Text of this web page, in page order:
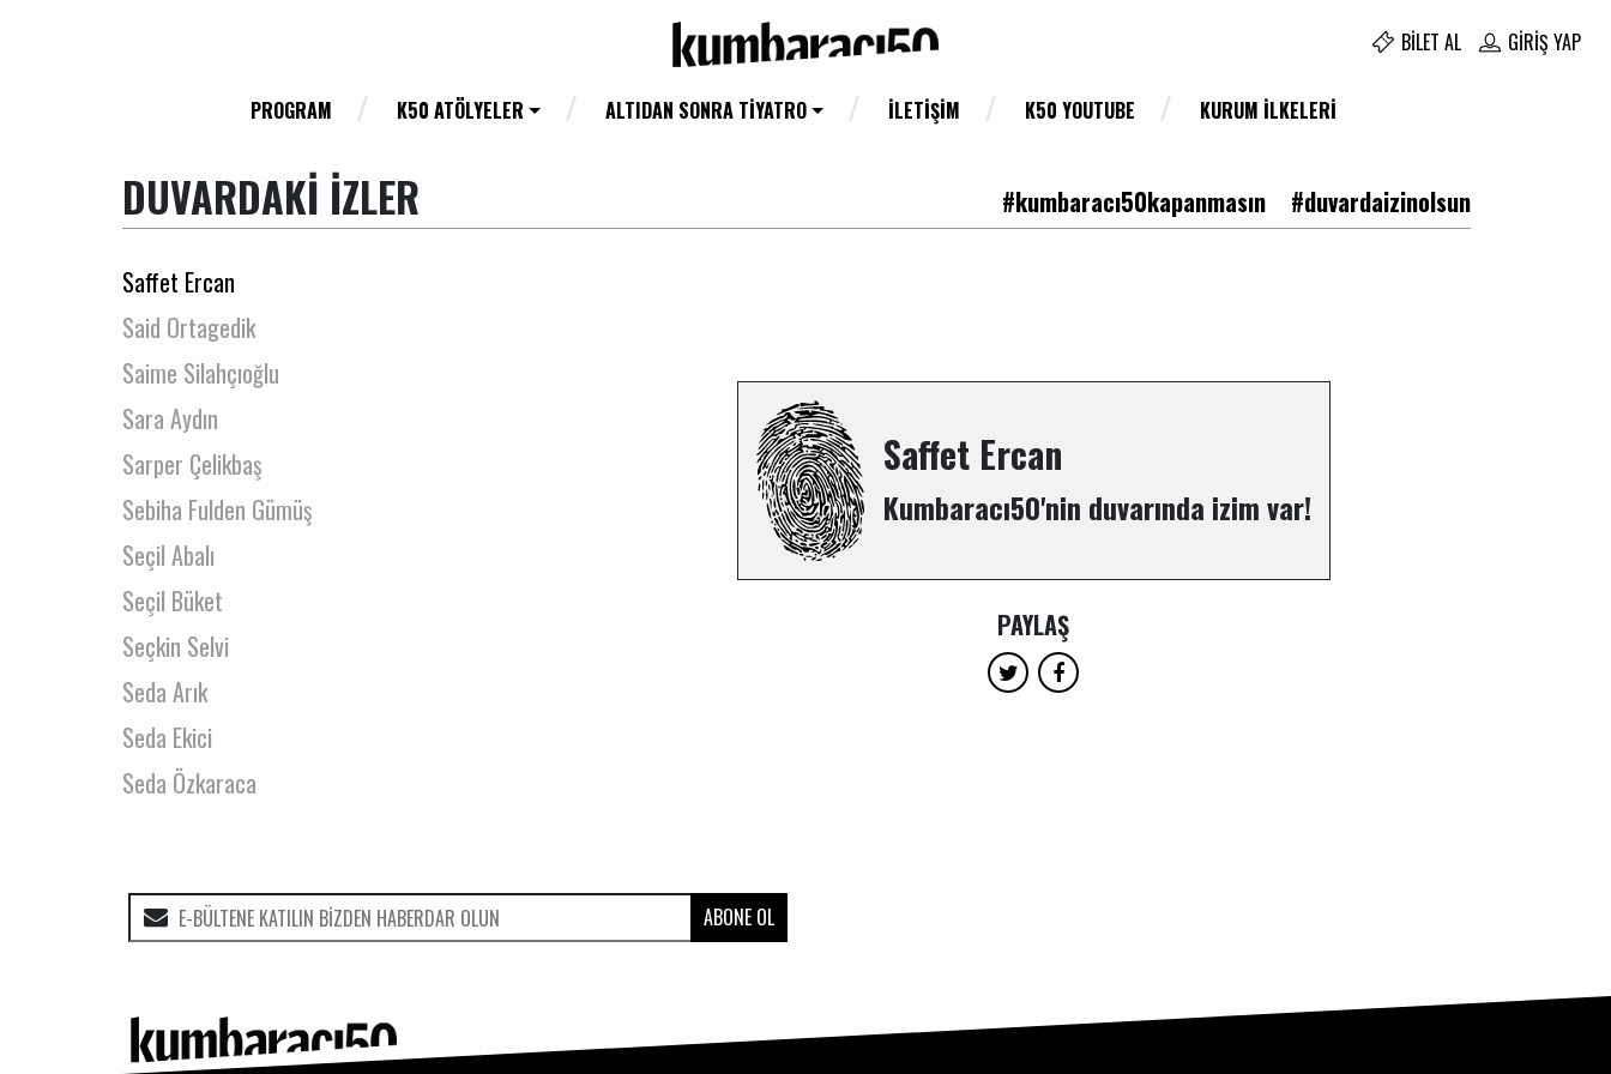
BILET AL GIRIŞ YAP
PROGRAM K50 ATÖLYELER ALTIDAN SONRA TIYATRO İLETIŞIM K50 YOUTUBE KURUM İLKELERI
DUVARDAKİ İZLER #kumbaracı50kapanmasın #duvardaizinolsun
Resmiye Erden
Rezzan İzmir
Rüştü Onur Atilla
Saffet Ercan
Said Ortagedik
Saime Silahçıoğlu
Sara Aydın
Sarper Çelikbaş
Sebiha Fulden Gümüş
Seçil Abalı
Seçil Büket
Seçkin Selvi
Seda Arık
Seda Ekici
Seda Özkaraca
Seda Yüksel
Selda Dudu
Selen Çatılı
Saffet Ercan
Kumbaracı50'nin duvarında izim var!
PAYLAŞ
ABONE OL